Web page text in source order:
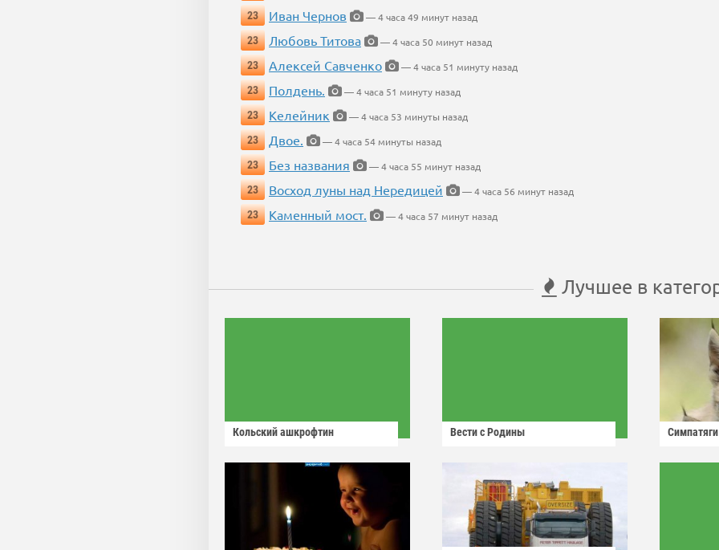
23
Иван Чернов
— 4 часа 49 минут назад
23
Любовь Титова
— 4 часа 50 минут назад
23
Алексей Савченко
— 4 часа 51 минуту назад
23
Полдень.
— 4 часа 51 минуту назад
23
Келейник
— 4 часа 53 минуты назад
23
Двое.
— 4 часа 54 минуты назад
23
Без названия
— 4 часа 55 минут назад
23
Восход луны над Нередицей
— 4 часа 56 минут назад
23
Каменный мост. — 4 часа 57 минут назад
Лучшее в
Кольский ашкрофтин Вести с Родины Симпатяги